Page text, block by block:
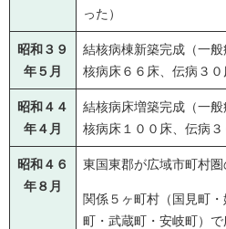
った）
昭和３９
年５月
結核病棟新築完成（一
核病床６６床、伝病３０
昭和４４
年４月
結核病床増築完成（一
核病床１００床、伝病３
昭和４６
年８月
東国東郡が広域市町村
関係５ヶ町村（国見町
町・武蔵町・安岐町）